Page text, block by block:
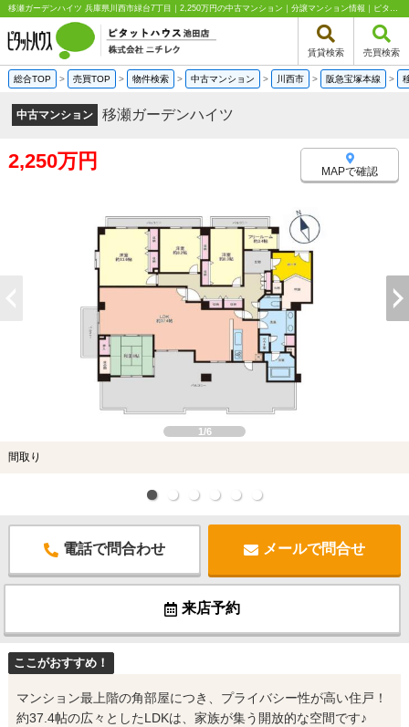
移瀬ガーデンハイツ 兵庫県川西市緑台7丁目｜2,250万円の中古マンション｜分譲マンション情報｜ピタットハウス池田店 株式会社ニチレク
賃貸検索 売買検索
総合TOP > 売買TOP > 物件検索 > 中古マンション > 川西市 > 阪急宝塚本線 >
中古マンション 移瀬ガーデンハイツ
2,250万円 MAPで確認
1/6
間取り
電話で問合わせ メールで問合せ
来店予約
ここがおすすめ！
マンション最上階の角部屋につき、プライバシー性が高い住戸！
約37.4帖の広々としたLDKは、家族が集う開放的な空間です♪